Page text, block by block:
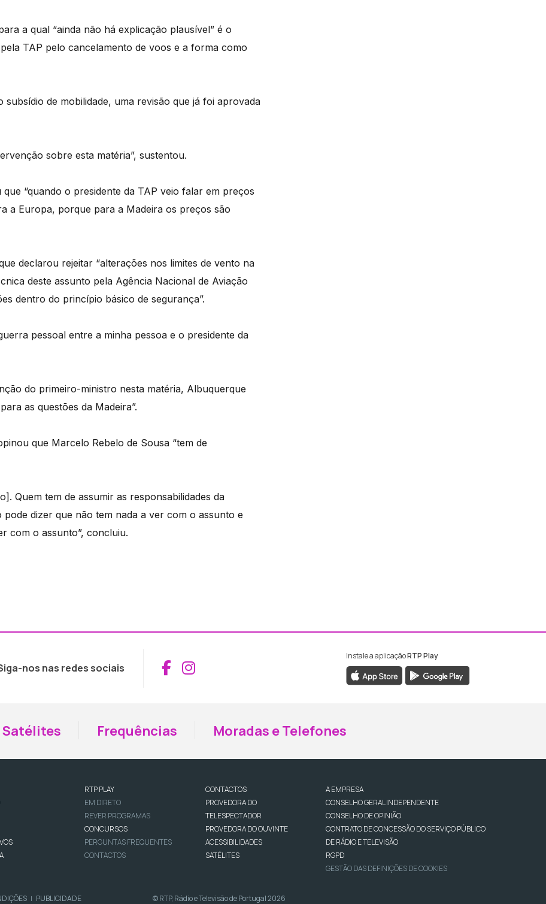
a qual “ainda não há explicação plausível” é o
TAP pelo cancelamento de voos e a forma como
de mobilidade, uma revisão que já foi aprovada
sobre esta matéria”, sustentou.
“quando o presidente da TAP veio falar em preços
a Europa, porque para a Madeira os preços são
declarou rejeitar “alterações nos limites de vento na
deste assunto pela Agência Nacional de Aviação
dentro do princípio básico de segurança”.
pessoal entre a minha pessoa e o presidente da
do primeiro-ministro nesta matéria, Albuquerque
as questões da Madeira”.
que Marcelo Rebelo de Sousa “tem de
Quem tem de assumir as responsabilidades da
dizer que não tem nada a ver com o assunto e
com o assunto”, concluiu.
nos nas redes sociais Aceder ao Facebook da RTP Madeira
Aceder ao Instagram da RTP Madeira
Instale a aplicaçãoRTP Play
Satélites Frequências Moradas e Telefones
RTP PLAY
EM DIRETO
REVER PROGRAMAS
CONCURSOS
PERGUNTAS FREQUENTES
CONTACTOS
CONTACTOS
PROVEDORA DO
TELESPECTADOR
PROVEDORA DO OUVINTE
ACESSIBILIDADES
SATÉLITES
A EMPRESA
CONSELHO GERAL INDEPENDENTE
CONSELHO DE OPINIÃO
CONTRATO DE CONCESSÃO DO SERVIÇO PÚBLICO
DE RÁDIO E TELEVISÃO
RGPD
GESTÃO DAS DEFINIÇÕES DE COOKIES
| PUBLICIDADE © RTP, Rádio e Televisão de Portugal 2026